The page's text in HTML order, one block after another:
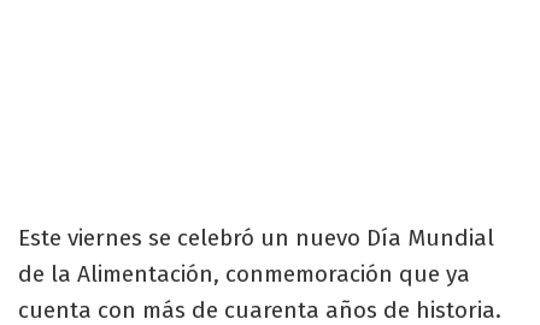
Este viernes se celebró un nuevo Día Mundial
de la Alimentación, conmemoración que ya
cuenta con más de cuarenta años de historia.